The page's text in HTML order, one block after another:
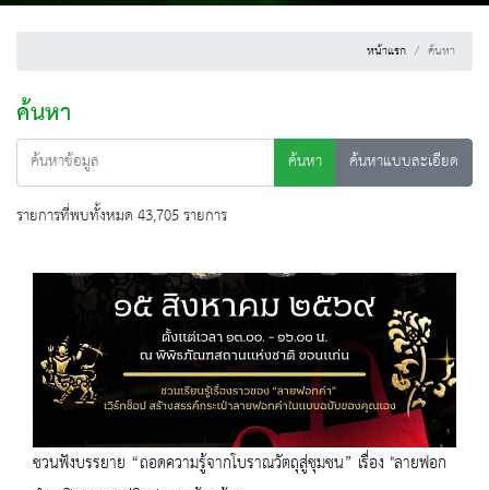
หน้าแรก ค้นหา
ค้นหา
ค้นหา
ค้นหาแบบละเอียด
รายการที่พบทั้งหมด 43,705 รายการ
ชวนฟังบรรยาย “ถอดความรู้จากโบราณวัตถุสู่ชุมชน” เรื่อง "ลายฟอก